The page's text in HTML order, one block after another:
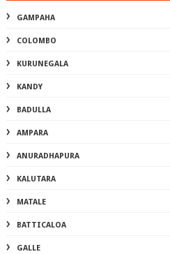
GAMPAHA
COLOMBO
KURUNEGALA
KANDY
BADULLA
AMPARA
ANURADHAPURA
KALUTARA
MATALE
BATTICALOA
GALLE